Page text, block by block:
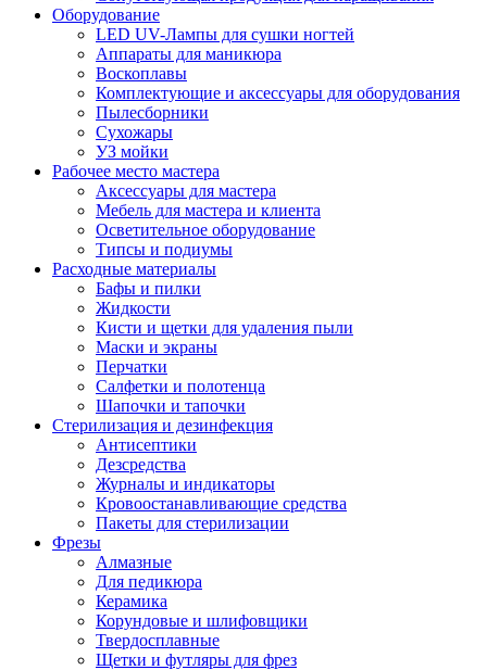
Оборудование
LED UV-Лампы для сушки ногтей
Аппараты для маникюра
Воскоплавы
Комплектующие и аксессуары для оборудования
Пылесборники
Сухожары
УЗ мойки
Рабочее место мастера
Аксессуары для мастера
Мебель для мастера и клиента
Осветительное оборудование
Типсы и подиумы
Расходные материалы
Бафы и пилки
Жидкости
Кисти и щетки для удаления пыли
Маски и экраны
Перчатки
Салфетки и полотенца
Шапочки и тапочки
Стерилизация и дезинфекция
Антисептики
Дезсредства
Журналы и индикаторы
Кровоостанавливающие средства
Пакеты для стерилизации
Фрезы
Алмазные
Для педикюра
Керамика
Корундовые и шлифовщики
Твердосплавные
Щетки и футляры для фрез